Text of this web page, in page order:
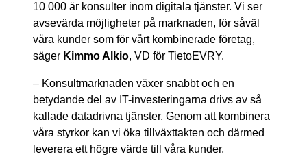
10 000 är konsulter inom digitala tjänster. Vi ser
avsevärda möjligheter på marknaden, för såväl
våra kunder som för vårt kombinerade företag,
säger Kimmo Alkio, VD för TietoEVRY.
– Konsultmarknaden växer snabbt och en
betydande del av IT-investeringarna drivs av så
kallade datadrivna tjänster. Genom att kombinera
våra styrkor kan vi öka tillväxttakten och därmed
leverera ett högre värde till våra kunder,